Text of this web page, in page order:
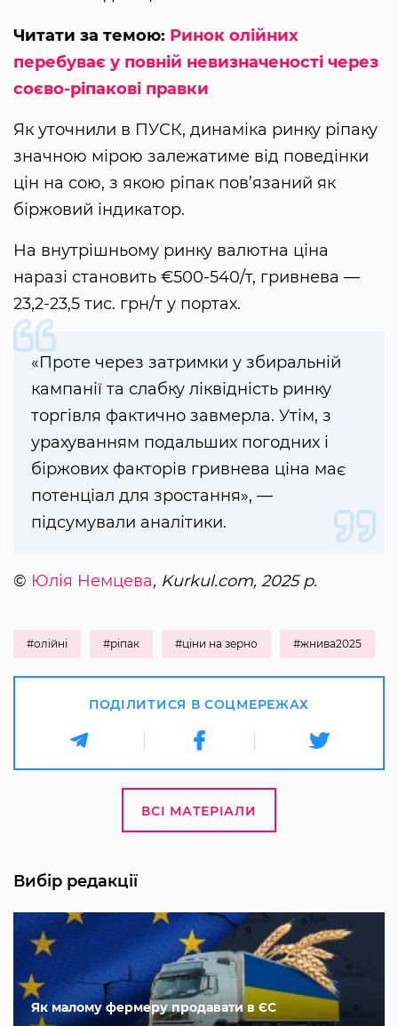
Читати за темою: Ринок олійних
перебуває у повній невизначеності через
соєво-ріпакові правки
Як уточнили в ПУСК, динаміка ринку ріпаку
значною мірою залежатиме від поведінки
цін на сою, з якою ріпак пов’язаний як
біржовий індикатор.
На внутрішньому ринку валютна ціна
наразі становить €500-540/т, гривнева —
23,2-23,5 тис. грн/т у портах.
«Проте через затримки у збиральній
кампанії та слабку ліквідність ринку
торгівля фактично завмерла. Утім, з
урахуванням подальших погодних і
біржових факторів гривнева ціна має
потенціал для зростання», —
підсумували аналітики.
© Юлія Немцева, Kurkul.com, 2025 р.
#олійні #ріпак #ціни на зерно #жнива2025
ПОДІЛИТИСЯ В СОЦМЕРЕЖАХ
ВСІ МАТЕРІАЛИ
Вибір редакції
Як малому фермеру продавати в ЄС